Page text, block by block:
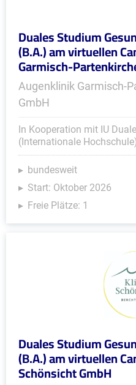
Duales Studium
(B.A.) am virtuellen
Garmisch-
Augenklinik Garmisch-
GmbH
In Kooperation mit IU
(Internationale
bundesweit
Start: Oktober 2026
Freie Plätze: 1
Duales Studium
(B.A.) am virtuellen
Schönsicht GmbH